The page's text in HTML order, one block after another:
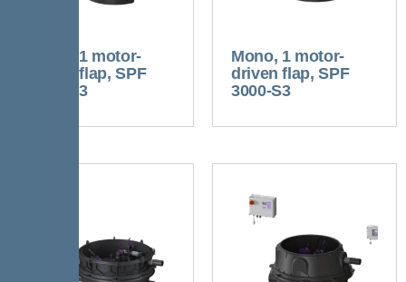
Mono, 1 motor-
driven flap, SPF
1500-S3
Mono, 1 motor-
driven flap, SPF
3000-S3